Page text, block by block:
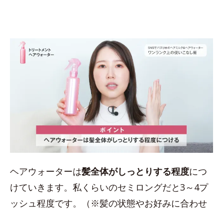
ヘアウォーターは髪全体がしっとりする程度につ
けていきます。私くらいのセミロングだと3～4プ
ッシュ程度です。（※髪の状態やお好みに合わせ